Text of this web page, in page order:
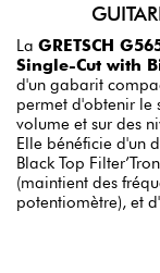
La GRETSCH
Single-Cut with
d'un gabarit
permet d'obtenir le
volume et sur des
Elle bénéficie d'un
Black Top
(maintient des
potentiomètre), et